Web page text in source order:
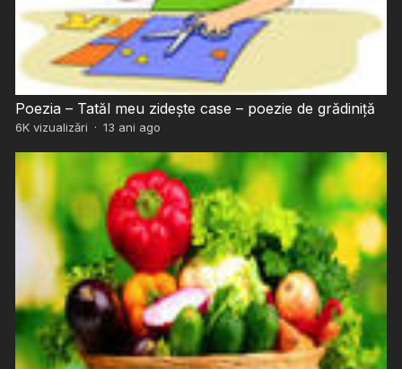
Poezia – Tatăl meu zidește case – poezie de grădiniță
6Kvizualizări · 13 ani ago